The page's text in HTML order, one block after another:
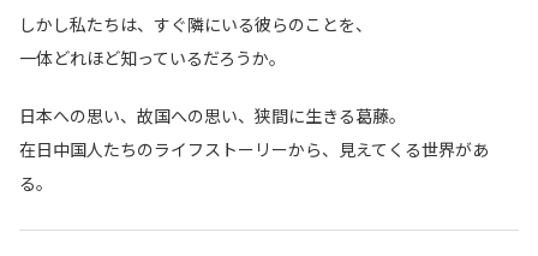
しかし私たちは、すぐ隣にいる彼らのことを、
一体どれほど知っているだろうか。
日本への思い、故国への思い、狭間に生きる葛藤。
在日中国人たちのライフストーリーから、見えてくる世界があ
る。